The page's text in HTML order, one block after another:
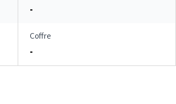
-
Coffre
-